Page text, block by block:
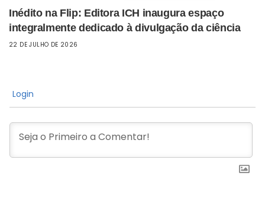
Inédito na Flip: Editora ICH inaugura espaço
integralmente dedicado à divulgação da ciência
22 DE JULHO DE 2026
Login